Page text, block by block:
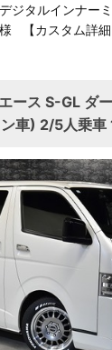
ジタルインナー
【カスタム詳
ース S-GL ダ
車) 2/5人乗車